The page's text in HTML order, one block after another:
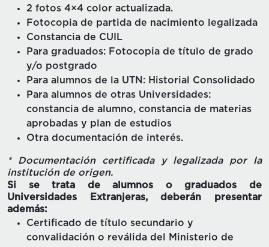
2 fotos 4×4 color actualizada.
Fotocopia de partida de nacimiento legalizada
Constancia de CUIL
Para graduados: Fotocopia de título de grado
y/o postgrado
Para alumnos de la UTN: Historial Consolidado
Para alumnos de otras Universidades:
constancia de alumno, constancia de materias
aprobadas y plan de estudios
Otra documentación de interés.
* Documentación certificada y legalizada por la
institución de origen.
Si se trata de alumnos o graduados de
Universidades Extranjeras, deberán presentar
además:
Certificado de título secundario y
convalidación o reválida del Ministerio de